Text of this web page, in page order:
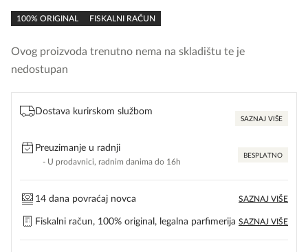
rating
100% ORIGINAL FISKALNI RAČUN
Ovog proizvoda trenutno nema na skladištu te je
nedostupan
Dostava kurirskom službom
SAZNAJ VIŠE
Preuzimanje u radnji
- U prodavnici, radnim danima do 16h
BESPLATNO
14 dana povraćaj novca SAZNAJ VIŠE
Fiskalni račun, 100% original, legalna parfimerija SAZNAJ VIŠE